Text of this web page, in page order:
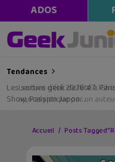
ADOS
Tendances
Les sorties geek de l’été à
Show, Passion Japon…
Accueil Posts Tagged